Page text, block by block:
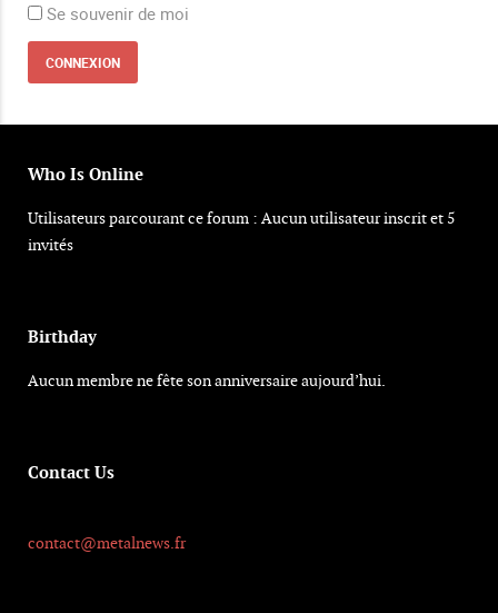
Se souvenir de moi
Who Is Online
Utilisateurs parcourant ce forum : Aucun utilisateur inscrit et 5
invités
Birthday
Aucun membre ne fête son anniversaire aujourd’hui.
Contact Us
contact@metalnews.fr